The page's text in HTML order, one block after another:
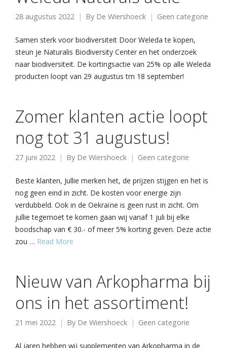
28 augustus 2022 By De Wiershoeck Geen categorie
Samen sterk voor biodiversiteit Door Weleda te kopen,
steun je Naturalis Biodiversity Center en het onderzoek
naar biodiversiteit. De kortingsactie van 25% op alle Weleda
producten loopt van 29 augustus tm 18 september!
Zomer klanten actie loopt
nog tot 31 augustus!
27 juni 2022 By De Wiershoeck Geen categorie
Beste klanten, Jullie merken het, de prijzen stijgen en het is
nog geen eind in zicht. De kosten voor energie zijn
verdubbeld. Ook in de Oekraïne is geen rust in zicht. Om
jullie tegemoet te komen gaan wij vanaf 1 juli bij elke
boodschap van € 30.- of meer 5% korting geven. Deze actie
zou … Read More
Nieuw van Arkopharma bij
ons in het assortiment!
21 mei 2022 By De Wiershoeck Geen categorie
Al jaren hebben wij supplementen van Arkopharma in de